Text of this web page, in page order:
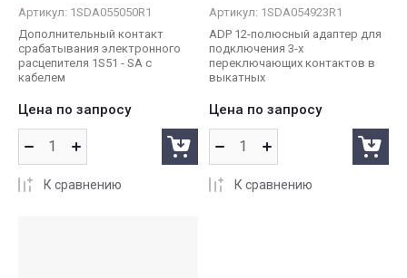
Артикул: 1SDA055050R1
Дополнительный контакт
срабатывания электронного
расцепителя 1S51 - SA с
кабелем
Цена по запросу
К сравнению
Артикул: 1SDA054923R1
ADP 12-полюсный адаптер для
подключения 3-х
переключающих контактов в
выкатных
Цена по запросу
К сравнению